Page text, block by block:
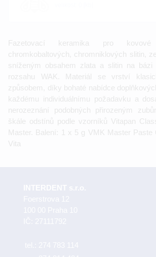
Fazetovací keramika pro
chromkobaltových, chromniklových slitin,
sníženým obsahem zlata a slitin na bázi
rozsahu WAK. Materiál se vrství
způsobem, díky bohaté nabídce
každému individuálnímu požadavku a
nerozeznání podobných přirozeným
škále odstínů podle vzorníků Vitapan
Master. Balení: 1 x 5 g VMK Master Paste
Vita